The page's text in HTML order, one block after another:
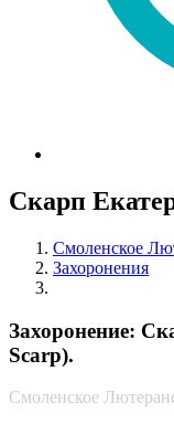
Скарп
Смоленское
Захоронения
Захоронение:
Scarp).
Смоленское